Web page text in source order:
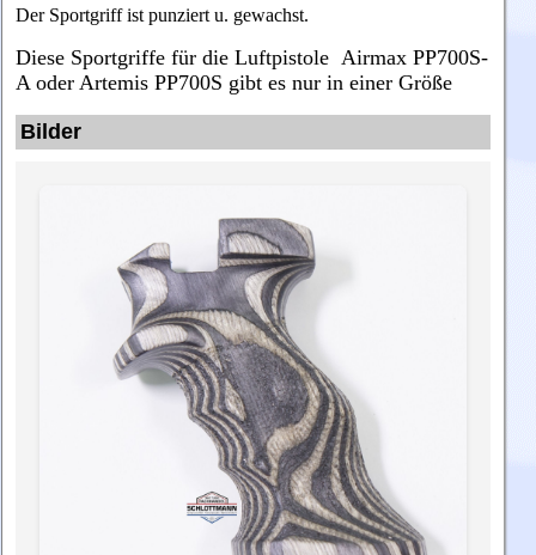
Der Sportgriff ist punziert u. gewachst.
Diese Sportgriffe für die Luftpistole Airmax PP700S-
A oder Artemis PP700S gibt es nur in einer Größe
Bilder